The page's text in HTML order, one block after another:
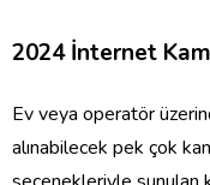
2024İnternet
Ev veya operatörü
alınabilecek pek çok